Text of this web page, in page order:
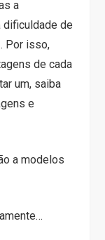
a
dificuldade de
Por isso,
de cada
um, saiba
e
a modelos